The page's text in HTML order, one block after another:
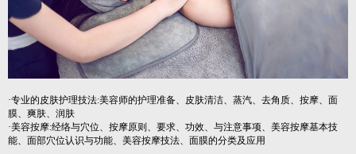
·专业的皮肤护理技法:美容师的护理准备、皮肤清洁、蒸汽、去角质、按摩、面
膜、爽肤、润肤
·美容按摩:经络与穴位、按摩原则、要求、功效、与注意事项、美容按摩基本技
能、面部穴位认识与功能、美容按摩技法、面膜的分类及应用